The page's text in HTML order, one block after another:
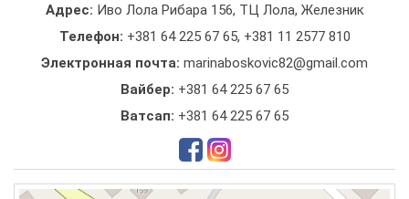
Адрес: Иво Лола Рибара 156, ТЦ Лола, Железник
Телефон: +381 64 225 67 65, +381 11 2577 810
Электронная почта: marinaboskovic82@gmail.com
Вайбер: +381 64 225 67 65
Ватсап: +381 64 225 67 65